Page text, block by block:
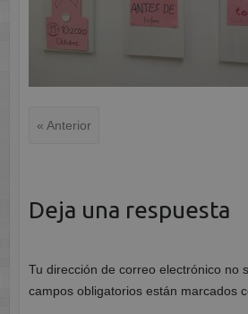
« Anterior
Deja una respuesta
Tu dirección de correo electrónico no
campos obligatorios están marcados